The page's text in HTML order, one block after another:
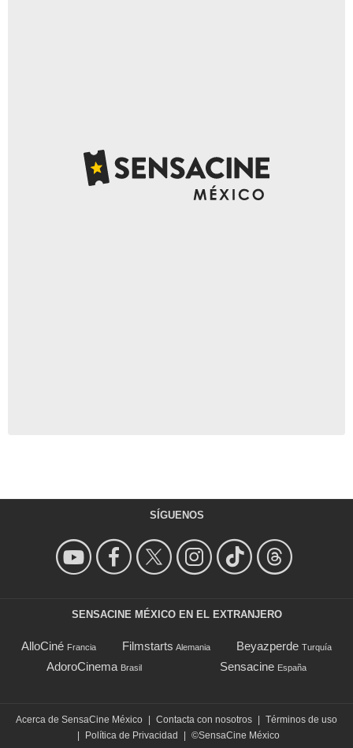
SÍGUENOS
SENSACINE MÉXICO EN EL EXTRANJERO
AlloCiné Francia Filmstarts Alemania Beyazperde Turquía
AdoroCinema Brasil Sensacine España
Acerca de SensaCine México | Contacta con nosotros | Términos de uso
|
Política de Privacidad | ©SensaCine México